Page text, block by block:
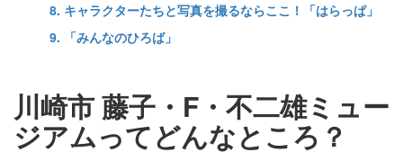
8. キャラクターたちと写真を撮るならここ！「はらっぱ」
9. 「みんなのひろば」
川崎市 藤子・F・不二雄ミュー
ジアムってどんなところ？